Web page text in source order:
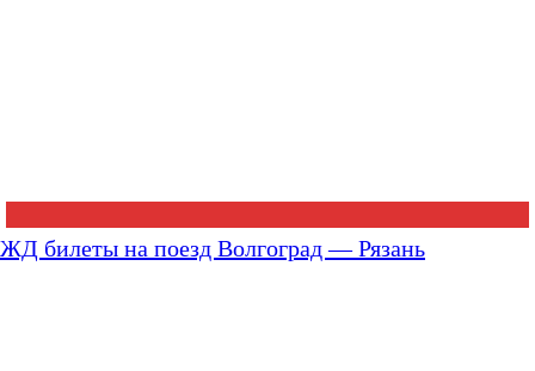
ЖД билеты на поезд Волгоград — Рязань